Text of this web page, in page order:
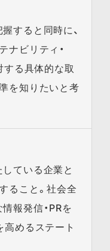
すると同時に、
ナビリティ・
する具体的な取
を知りたいと考
ている企業と
ること。社会全
報発信・PRを
高めるステート